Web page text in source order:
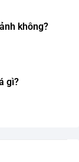
không?
gì?